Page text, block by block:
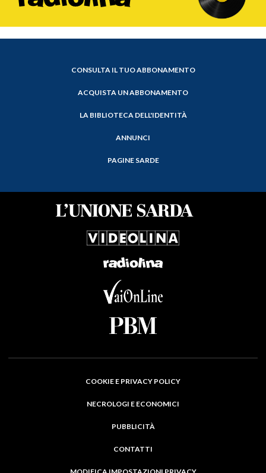
CONSULTA IL TUO ABBONAMENTO
ACQUISTA UN ABBONAMENTO
LA BIBLIOTECA DELL'IDENTITÀ
ANNUNCI
PAGINE SARDE
COOKIE E PRIVACY POLICY
NECROLOGI E ECONOMICI
PUBBLICITÀ
CONTATTI
MODIFICA IMPOSTAZIONI PRIVACY